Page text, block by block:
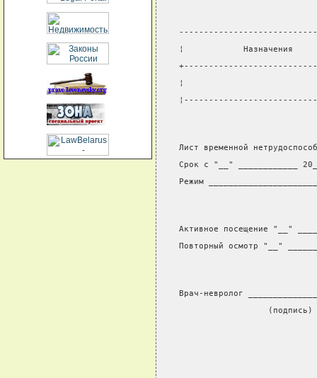
¦            Назначения
¦
Лист временной
Срок с "__" ____________
Режим
Активное посещение "__"
Повторный осмотр "__"
Врач-невролог